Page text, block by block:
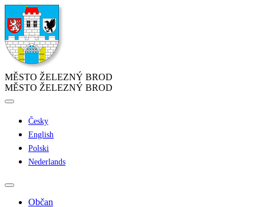
MĚSTO ŽELEZNÝ BROD
MĚSTO ŽELEZNÝ BROD
Česky
English
Polski
Nederlands
Občan